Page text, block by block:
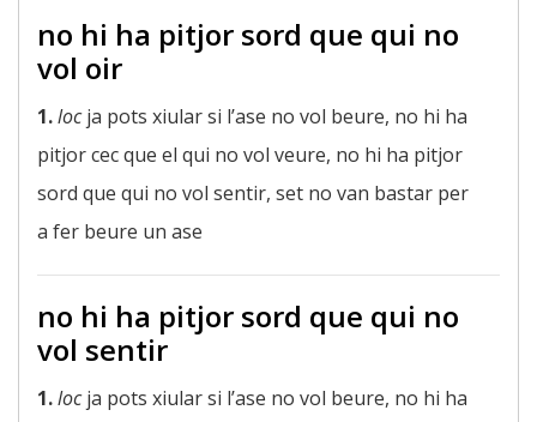
no hi ha pitjor sord que qui no
vol oir
1.locja pots xiular si l’ase no vol beure, no hi ha
pitjor cec que el qui no vol veure, no hi ha pitjor
sord que qui no vol sentir, set no van bastar per
a fer beure un ase
no hi ha pitjor sord que qui no
vol sentir
1.locja pots xiular si l’ase no vol beure, no hi ha